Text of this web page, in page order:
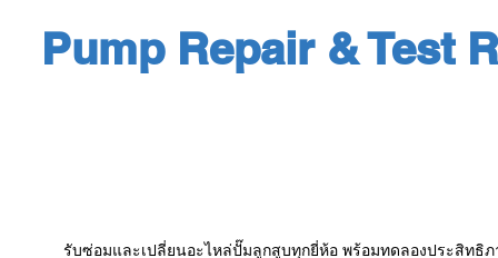
Pump Repair & Test
รับซ่อมและเปลี่ยนอะไหล่ปั๊มลูกสูบทุกยี่ห้อ พร้อมทดลองประสิทธิภ